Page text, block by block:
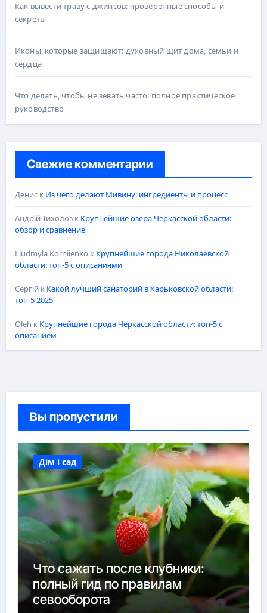
Как вывести траву с джинсов: проверенные способы и
секреты
Иконы, которые защищают: духовный щит дома, семьи и
сердца
Что делать, чтобы не зевать часто: полное практическое
руководство
Свежие комментарии
Дениск Из чего делают Мивину: ингредиенты и процесс
Андрій Тихолозк Крупнейшие озёра Черкасской области:
обзор и сравнение
Liudmyla Korniienko к Крупнейшие города Николаевской
области: топ-5 с описаниями
Сергійк Какой лучший санаторий в Харьковской области:
топ-5 2025
Oleh к Крупнейшие города Черкасской области: топ-5 с
описанием
Вы пропустили
Дім і сад
Что сажать после клубники:
полный гид по правилам
севооборота